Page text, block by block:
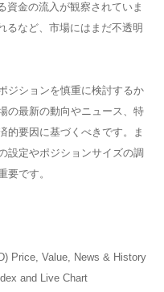
資金の流入が観察されていま
るなど、市場にはまだ不透明
ジションを慎重に検討するか
の最新の動向やニュース、特
的要因に基づくべきです。ま
設定やポジションサイズの調
要です。
Price, Value, News & History
and Live Chart